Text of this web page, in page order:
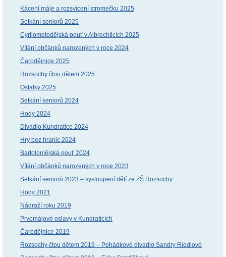
Kácení máje a rozsvícení stromečku 2025
Setkání seniorů 2025
Cyrilometodějská pouť v Albrechticích 2025
Vítání občánků narozených v roce 2024
Čarodějnice 2025
Rozsochy čtou dětem 2025
Ostatky 2025
Setkání seniorů 2024
Hody 2024
Divadlo Kundratice 2024
Hry bez hranic 2024
Bartolomějská pouť 2024
Vítání občánků narozených v roce 2023
Setkání seniorů 2023 – vystoupení dětí ze ZŠ Rozsochy
Hody 2021
Nádraží roku 2019
Prvomájové oslavy v Kundraticích
Čarodějnice 2019
Rozsochy čtou dětem 2019 – Pohádkové divadlo Sandry Riedlové